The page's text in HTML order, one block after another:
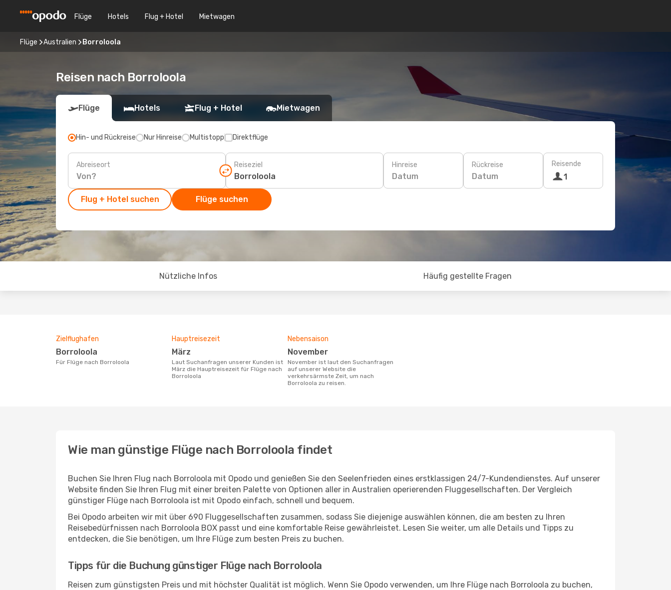
Flüge Hotels Flug + Hotel Mietwagen
Flüge Australien Borroloola
Reisen nach Borroloola
Flüge Hotels Flug + Hotel Mietwagen
Hin- und Rückreise Nur Hinreise Multistopp Direktflüge
Abreiseort Reiseziel Hinreise
Datum
Rückreise
Datum
Reisende
1
Flug + Hotel suchen Flüge suchen
Nützliche Infos Häufig gestellte Fragen
Zielflughafen
Borroloola
Für Flüge nach Borroloola
Hauptreisezeit
März
Laut Suchanfragen unserer Kunden ist
März die Hauptreisezeit für Flüge nach
Borroloola
Nebensaison
November
November ist laut den Suchanfragen
auf unserer Website die
verkehrsärmste Zeit, um nach
Borroloola zu reisen.
Wie man günstige Flüge nach Borroloola findet
Buchen Sie Ihren Flug nach Borroloola mit Opodo und genießen Sie den Seelenfrieden eines erstklassigen 24/7-Kundendienstes. Auf unserer
Website finden Sie Ihren Flug mit einer breiten Palette von Optionen aller in Australien operierenden Fluggesellschaften. Der Vergleich
günstiger Flüge nach Borroloola ist mit Opodo einfach, schnell und bequem.
Bei Opodo arbeiten wir mit über 690 Fluggesellschaften zusammen, sodass Sie diejenige auswählen können, die am besten zu Ihren
Reisebedürfnissen nach Borroloola BOX passt und eine komfortable Reise gewährleistet. Lesen Sie weiter, um alle Details und Tipps zu
entdecken, die Sie benötigen, um Ihre Flüge zum besten Preis zu buchen.
Tipps für die Buchung günstiger Flüge nach Borroloola
Reisen zum günstigsten Preis und mit höchster Qualität ist möglich. Wenn Sie Opodo verwenden, um Ihre Flüge nach Borroloola zu buchen,